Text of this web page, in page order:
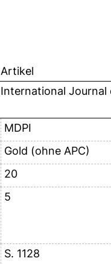
Artikel
International Journal
MDPI
Gold (ohne APC)
20
5
S. 1128